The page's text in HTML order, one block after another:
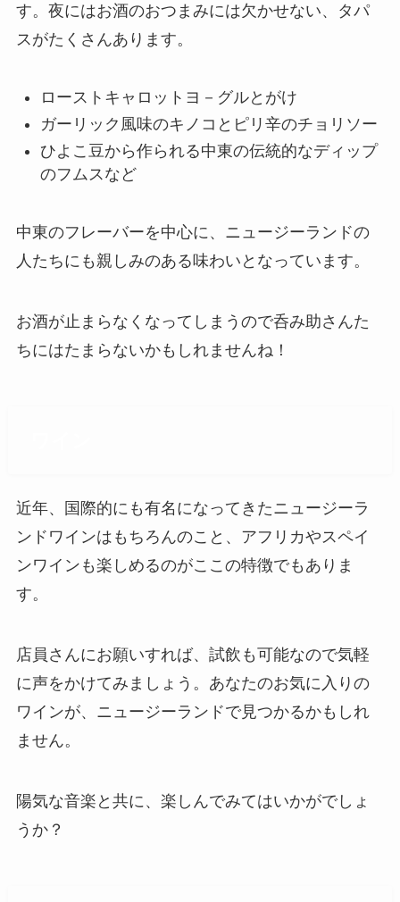
す。夜にはお酒のおつまみには欠かせない、タパ
スがたくさんあります。
ローストキャロットヨ－グルとがけ
ガーリック風味のキノコとピリ辛のチョリソー
ひよこ豆から作られる中東の伝統的なディップ
のフムスなど
中東のフレーバーを中心に、ニュージーランドの
人たちにも親しみのある味わいとなっています。
お酒が止まらなくなってしまうので呑み助さんた
ちにはたまらないかもしれませんね！
近年、国際的にも有名になってきたニュージーラ
ンドワインはもちろんのこと、アフリカやスペイ
ンワインも楽しめるのがここの特徴でもありま
す。
店員さんにお願いすれば、試飲も可能なので気軽
に声をかけてみましょう。あなたのお気に入りの
ワインが、ニュージーランドで見つかるかもしれ
ません。
陽気な音楽と共に、楽しんでみてはいかがでしょ
うか？